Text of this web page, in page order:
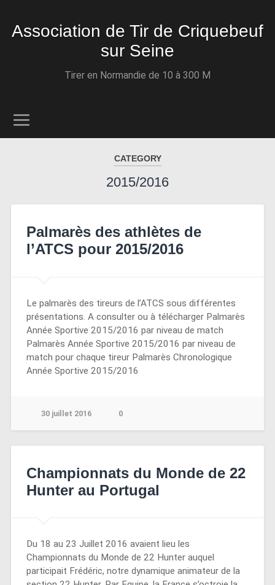
Association de Tir de Criquebeuf
sur Seine
Tirer en Normandie de 10 à 300 M
CATEGORY
2015/2016
Palmarès des athlètes de
l’ATCS pour 2015/2016
Le palmarès des tireurs de l’ATCS sous différentes
présentations. A consulter ou à télécharger Palmarès
Année Sportive 2015/2016 par niveau de match
Palmarès Année Sportive 2015/2016 par niveau de
match pour chaque tireur Palmarès Chronologique
Année Sportive 2015/2016
30 juillet 2016 0
Championnats du Monde de 22
Hunter au Portugal
Du 18 au 23 Juillet 2016 avaient lieu les
Championnats du Monde de 22 Hunter auquel
participait Frédéric, notre dynamique animateur de la